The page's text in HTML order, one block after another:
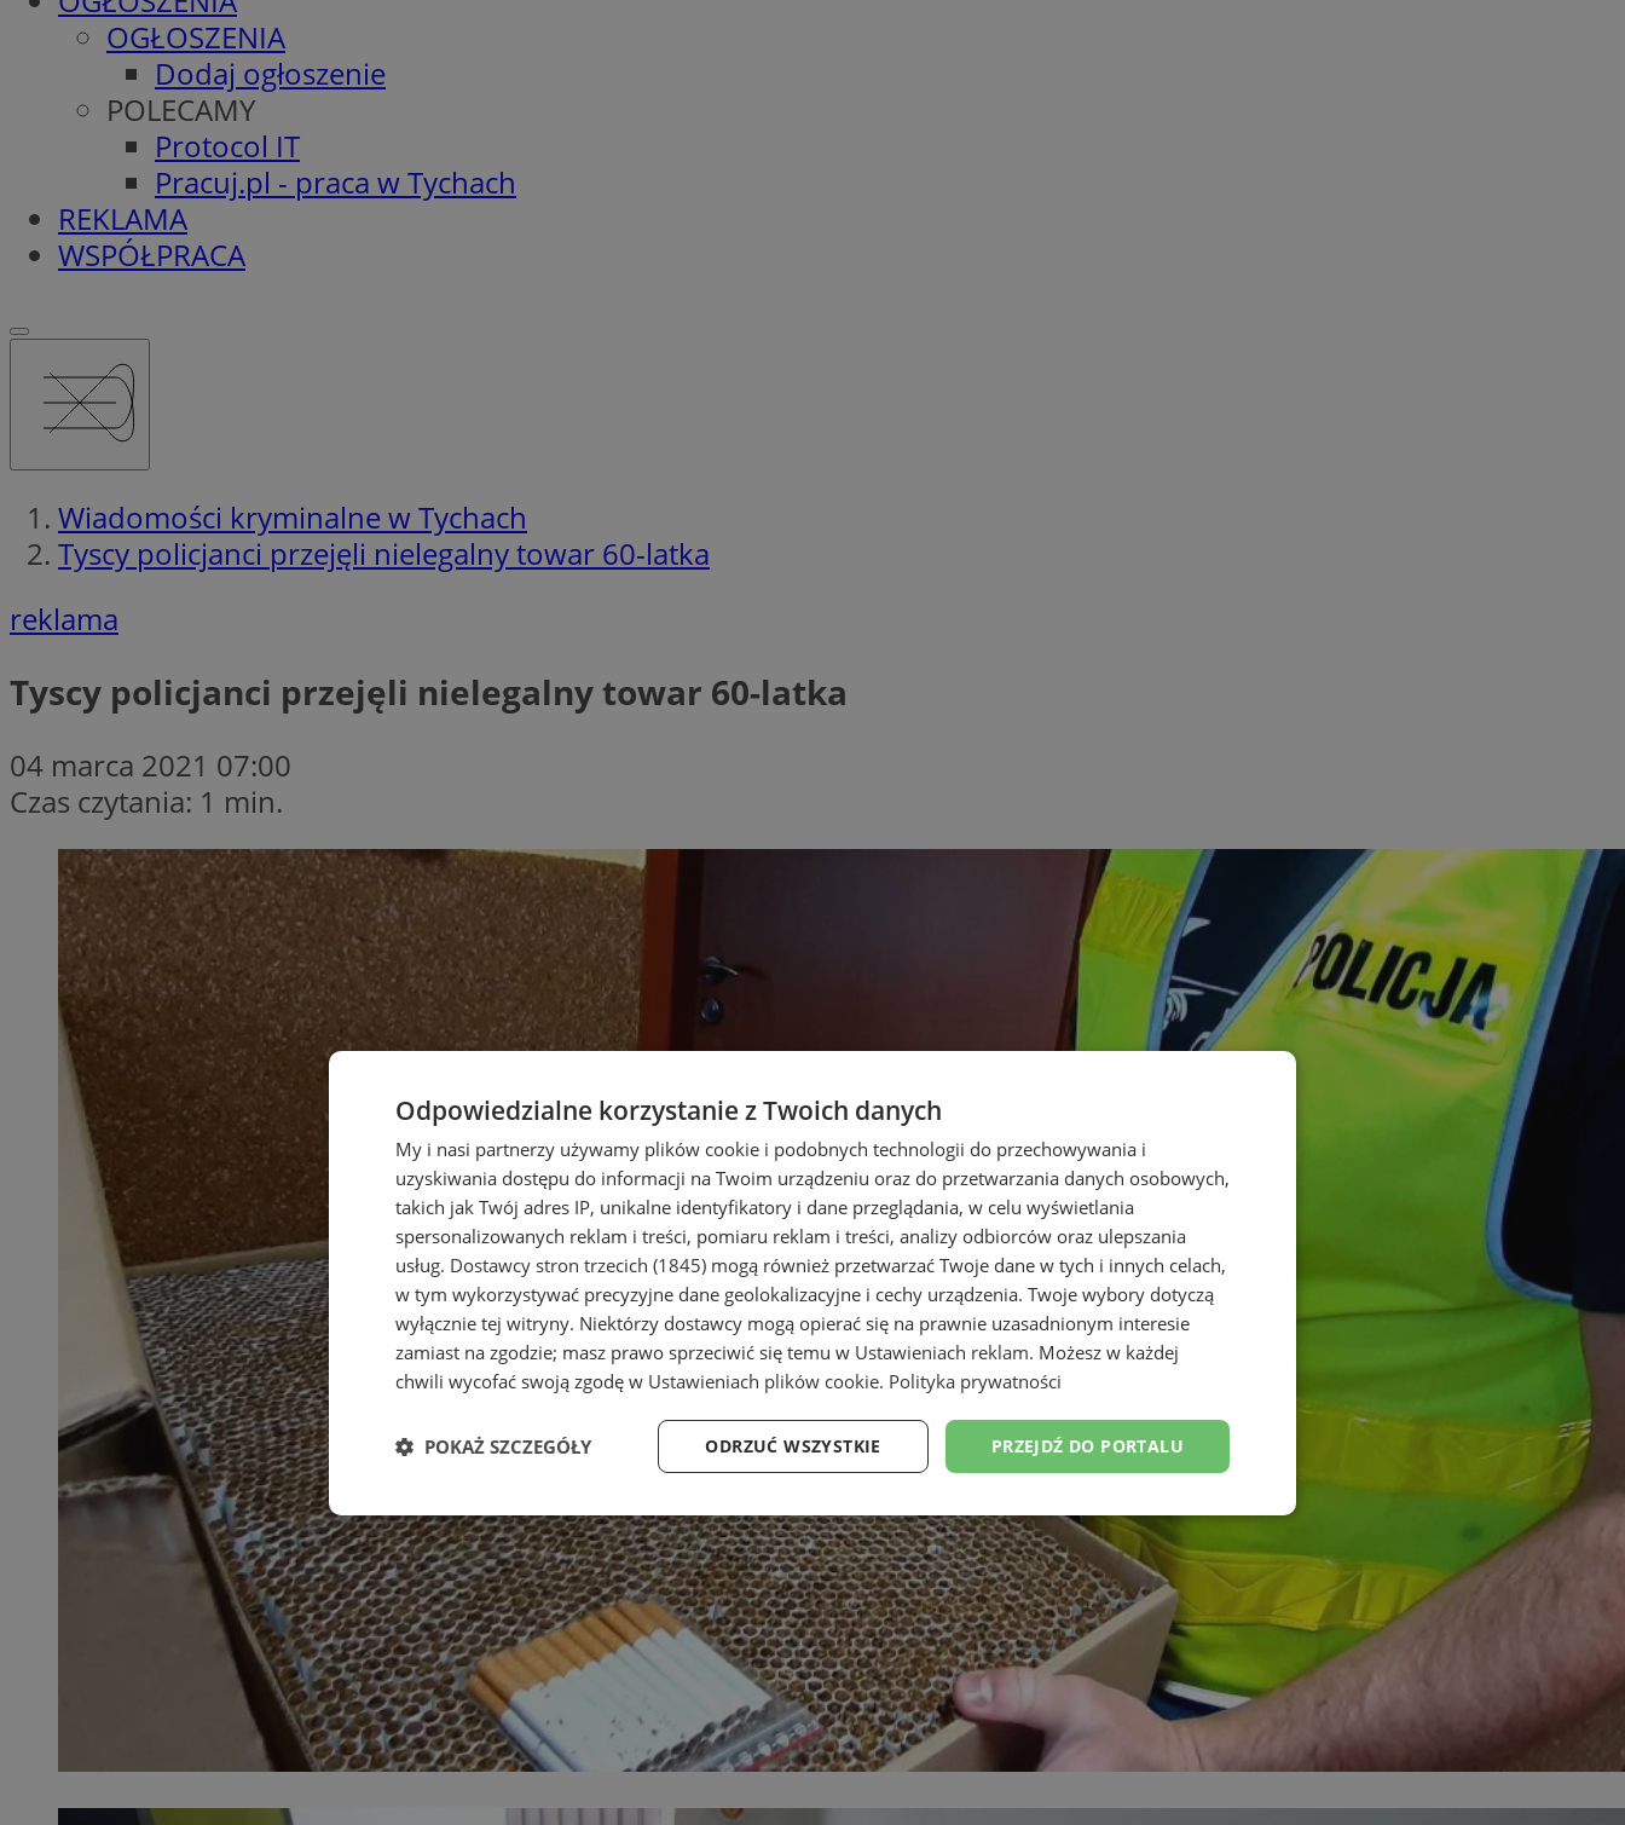
OGŁOSZENIA
Dodaj ogłoszenie
POLECAMY
Protocol IT
Pracuj.pl - praca w Tychach
REKLAMA
WSPÓŁPRACA
Wiadomości kryminalne w Tychach
Tyscy policjanci przejęli nielegalny towar 60-latka
reklama
Tyscy policjanci przejęli nielegalny towar 60-latka
04 marca 2021 07:00
Czas czytania: 1 min.
Odpowiedzialne korzystanie z Twoich danych
My i nasi partnerzy używamy plików cookie i podobnych technologii do przechowywania i
uzyskiwania dostępu do informacji na Twoim urządzeniu oraz do przetwarzania danych osobowych,
takich jak Twój adres IP, unikalne identyfikatory i dane przeglądania, w celu wyświetlania
spersonalizowanych reklam i treści, pomiaru reklam i treści, analizy odbiorców oraz ulepszania
usług. Dostawcy stron trzecich (1845) mogą również przetwarzać Twoje dane w tych i innych celach,
w tym wykorzystywać precyzyjne dane geolokalizacyjne i cechy urządzenia. Twoje wybory dotyczą
wyłącznie tej witryny. Niektórzy dostawcy mogą opierać się na prawnie uzasadnionym interesie
zamiast na zgodzie; masz prawo sprzeciwić się temu w Ustawieniach reklam. Możesz w każdej
chwili wycofać swoją zgodę w Ustawieniach plików cookie. Polityka prywatności
PRZEJDŹ DO PORTALU
ODRZUĆ WSZYSTKIE
POKAŻ SZCZEGÓŁY
Niezbędne Wydajność Targetowanie Funkcjonalność Niesklasyfikowane
Niezbędne Targetowanie Funkcjonalność
Niezbędne pliki cookie umożliwiają korzystanie z podstawowych funkcji strony internetowej, takich jak logowanie użytkownika i
zarządzanie kontem. Bez niezbędnych plików cookie nie można prawidłowo korzystać ze strony internetowej.
Domena
przechowywania